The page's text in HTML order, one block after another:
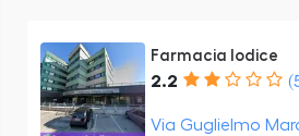
Farmacia Iodice
2.2
Via Guglielmo